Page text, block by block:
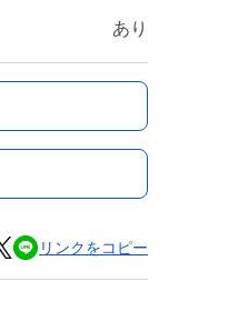
あり
リンクをコピー